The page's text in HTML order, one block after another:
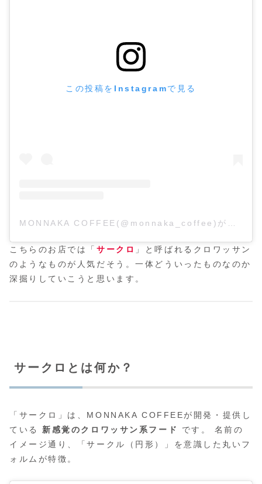
この投稿をInstagramで見る
こちらのお店では「サークロ 」と呼ばれるクロワッサン
のようなものが人気だそう。一体どういったものなのか
深掘りしていこうと思います。
サークロとは何か？
「サークロ」は、MONNAKA COFFEEが開発・提供し
ている 新感覚のクロワッサン系フード
です。 名前の
イメージ通り、「サークル（円形）」を意識した丸いフ
ォルムが特徴。